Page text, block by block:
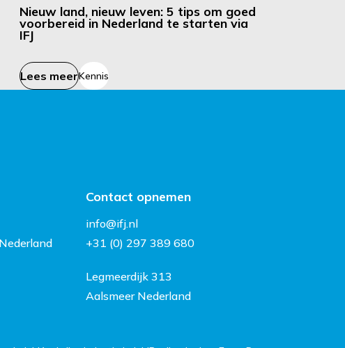
Nieuw land, nieuw leven: 5 tips om goed
voorbereid in Nederland te starten via
IFJ
Lees meerKennis
Contact opnemen
info@ifj.nl
+31 (0) 297 389 680
Legmeerdijk 313
Aalsmeer Nederland